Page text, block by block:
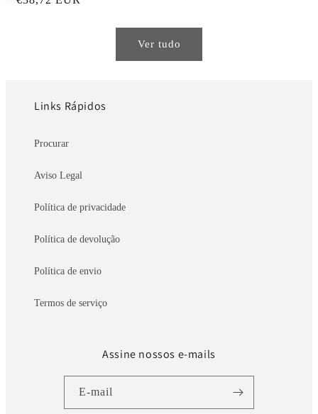
Ver tudo
Links Rápidos
Procurar
Aviso Legal
Política de privacidade
Política de devolução
Política de envio
Termos de serviço
Assine nossos e-mails
E-mail